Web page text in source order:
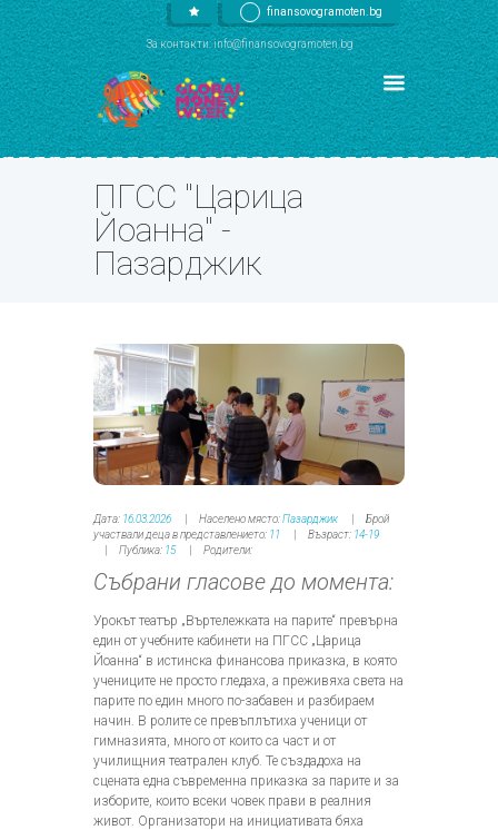
finansovogramoten.bg
За контакти: info@finansovogramoten.bg
ПГСС "Царица
Йоанна" -
Пазарджик
Дата: 16.03.2026 Населено място:Пазарджик
Брой
участвали деца в представлението: 11 Възраст: 14-19
Публика: 15 Родители:
Събрани гласове до момента:
Урокът театър „Въртележката на парите“ превърна
един от учебните кабинети на ПГСС „Царица
Йоанна“ в истинска финансова приказка, в която
учениците не просто гледаха, а преживяха света на
парите по един много по-забавен и разбираем
начин. В ролите се превъплътиха ученици от
гимназията, много от които са част и от
училищния театрален клуб. Те създадоха на
сцената една съвременна приказка за парите и за
изборите, които всеки човек прави в реалния
живот. Организатори на инициативата бяха